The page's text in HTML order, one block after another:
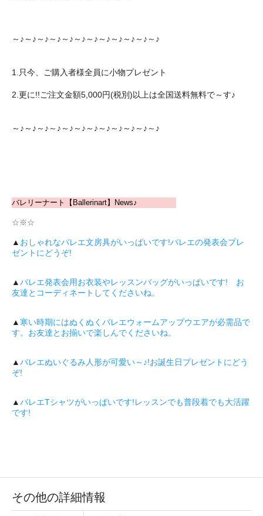
～♪～♪～♪～♪～♪～♪～♪～♪～♪～♪～♪～♪
1.只今、ご購入者様全員に小物プレゼント
2.更に!!ご注文金額5,000円(税別)以上は全国送料無料で～す♪
～♪～♪～♪～♪～♪～♪～♪～♪～♪～♪～♪～♪
バレリーナート【Ballerinart】News♪
☆※☆
▲ おしゃれなバレエ文房具がいっぱいです!バレエの発表会プレ
ゼントにどうぞ!
▲バレエ発表会用お衣装やレッスンバッグがいっぱいです! お
友達とコーディネートしてくださいね。
▲寒い時期にはぬくぬくバレエウォームアップウエアが必需品で
す。お友達とお揃いで楽しんでくださいね。
▲バレエぬいぐるみ人形が可愛い～♪!お誕生日プレゼントにどう
ぞ!
▲バレエTシャツがいっぱいです!レッスンでも普段着でも大活躍
です!
その他の詳細情報